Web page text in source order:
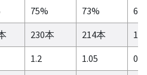
75% 73%
230本 214本
1.2 1.05